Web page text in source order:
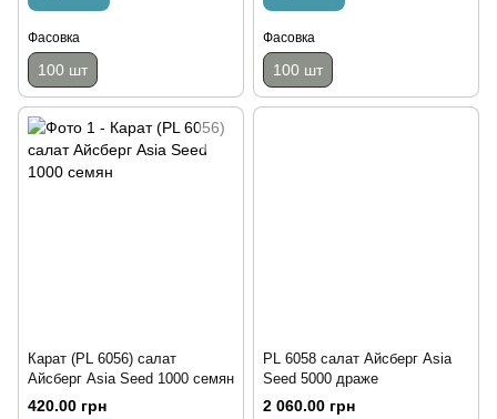
Фасовка
100 шт
Фасовка
100 шт
Карат (PL 6056) салат
Айсберг Asia Seed 1000 семян
420.00 грн
PL 6058 салат Айсберг Asia
Seed 5000 драже
2 060.00 грн